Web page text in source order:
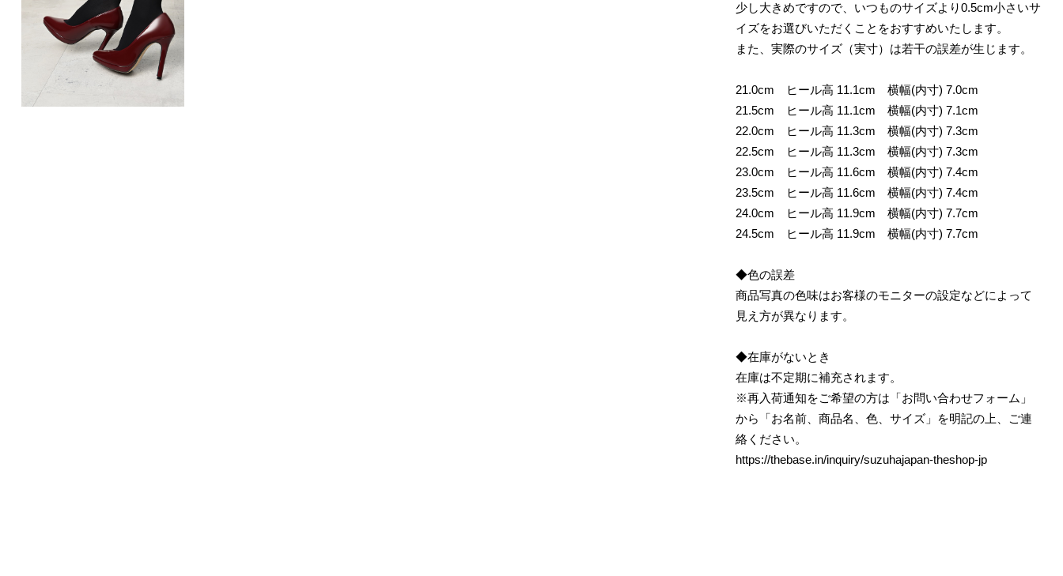
少し大きめですので、いつものサイズより0.5cm小さいサ
イズをお選びいただくことをおすすめいたします。
また、実際のサイズ（実寸）は若干の誤差が生じます。
21.0cm ヒール高 11.1cm 横幅(内寸) 7.0cm
21.5cm ヒール高 11.1cm 横幅(内寸) 7.1cm
22.0cm ヒール高 11.3cm 横幅(内寸) 7.3cm
22.5cm ヒール高 11.3cm 横幅(内寸) 7.3cm
23.0cm ヒール高 11.6cm 横幅(内寸) 7.4cm
23.5cm ヒール高 11.6cm 横幅(内寸) 7.4cm
24.0cm ヒール高 11.9cm 横幅(内寸) 7.7cm
24.5cm ヒール高 11.9cm 横幅(内寸) 7.7cm
◆色の誤差
商品写真の色味はお客様のモニターの設定などによって
見え方が異なります。
◆在庫がないとき
在庫は不定期に補充されます。
※再入荷通知をご希望の方は「お問い合わせフォーム」
から「お名前、商品名、色、サイズ」を明記の上、ご連
絡ください。
https://thebase.in/inquiry/suzuhajapan-theshop-jp